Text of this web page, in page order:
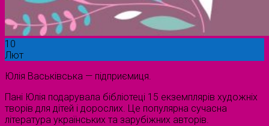
10
Лют
Юлія Васьківська — підприємиця.
Пані Юлія подарувала бібліотеці 15 екземплярів художніх
творів для дітей і дорослих. Це популярна сучасна
література українських та зарубіжних авторів.